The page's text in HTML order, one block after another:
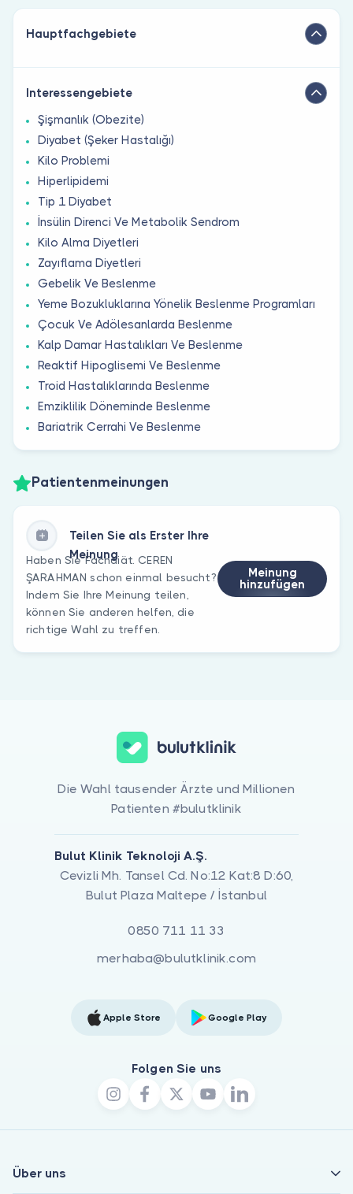
Hauptfachgebiete
Interessengebiete
Şişmanlık (Obezite)
Diyabet (Şeker Hastalığı)
Kilo Problemi
Hiperlipidemi
Tip 1 Diyabet
İnsülin Direnci Ve Metabolik Sendrom
Kilo Alma Diyetleri
Zayıflama Diyetleri
Gebelik Ve Beslenme
Yeme Bozukluklarına Yönelik Beslenme Programları
Çocuk Ve Adölesanlarda Beslenme
Kalp Damar Hastalıkları Ve Beslenme
Reaktif Hipoglisemi Ve Beslenme
Troid Hastalıklarında Beslenme
Emziklilik Döneminde Beslenme
Bariatrik Cerrahi Ve Beslenme
Patientenmeinungen
Teilen Sie als Erster Ihre
Meinung
Haben Sie Fachdiät. CEREN
ŞARAHMAN schon einmal besucht?
Indem Sie Ihre Meinung teilen,
können Sie anderen helfen, die
richtige Wahl zu treffen.
Meinung
hinzufügen
Die Wahl tausender Ärzte und Millionen
Patienten #bulutklinik
Bulut Klinik Teknoloji A.Ş.
Cevizli Mh. Tansel Cd. No:12 Kat:8 D:60,
Bulut Plaza Maltepe / İstanbul
0850 711 11 33
merhaba@bulutklinik.com
Apple Store Google Play
Folgen Sie uns
Über uns